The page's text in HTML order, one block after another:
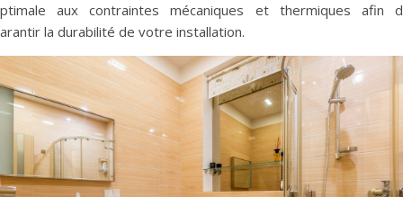
aux contraintes mécaniques et thermiques afin
la durabilité de votre installation.